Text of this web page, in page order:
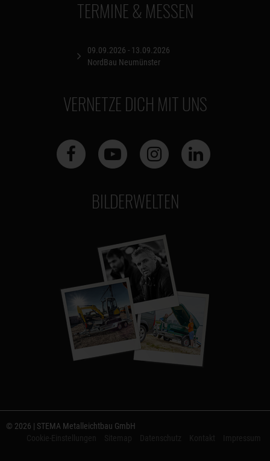
TERMINE & MESSEN
09.09.2026 - 13.09.2026
NordBau Neumünster
VERNETZE DICH MIT UNS
BILDERWELTEN
© 2026 | STEMA Metalleichtbau GmbH